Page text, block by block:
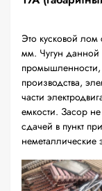
Это кусковой
мм. Чугун данной
промышленности,
производства,
части
емкости. Засор
сдачей в пункт
неметаллические